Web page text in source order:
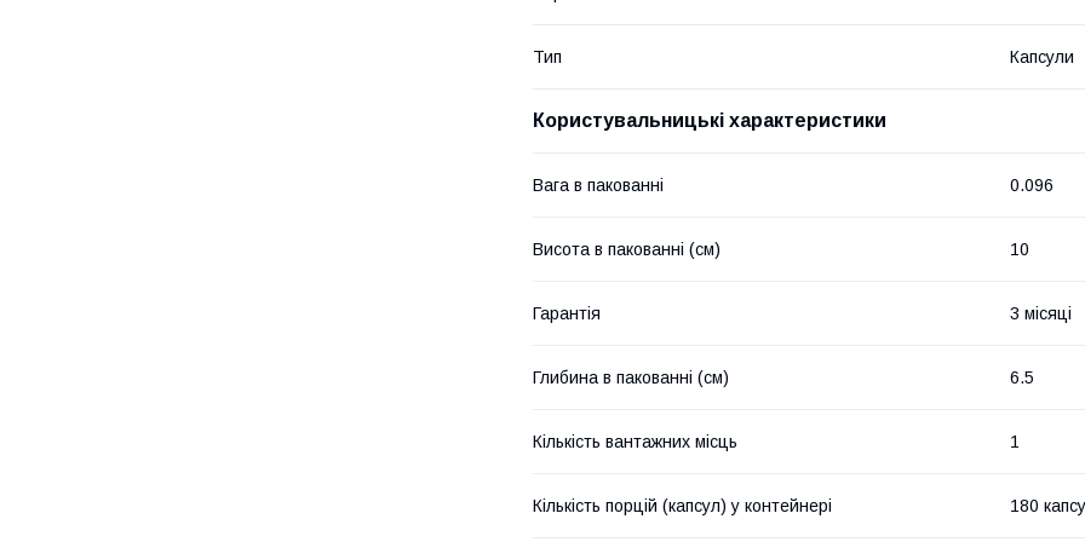
Тип Капсули
Користувальницькі характеристики
Вага в пакованні 0.096
Висота в пакованні (см) 10
Гарантія 3 місяці
Глибина в пакованні (см) 6.5
Кількість вантажних місць 1
Кількість порцій (капсул) у контейнері 180